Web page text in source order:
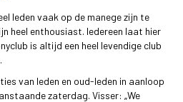
leden vaak op de manege zijn te
heel enthousiast. Iedereen laat hier
is altijd een heel levendige club
van leden en oud-leden in aanloop
zaterdag. Visser: „We